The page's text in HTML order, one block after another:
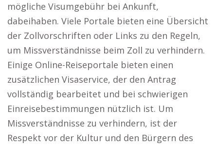
mögliche Visumgebühr bei Ankunft,
dabeihaben. Viele Portale bieten eine Übersicht
der Zollvorschriften oder Links zu den Regeln,
um Missverständnisse beim Zoll zu verhindern.
Einige Online-Reiseportale bieten einen
zusätzlichen Visaservice, der den Antrag
vollständig bearbeitet und bei schwierigen
Einreisebestimmungen nützlich ist. Um
Missverständnisse zu verhindern, ist der
Respekt vor der Kultur und den Bürgern des